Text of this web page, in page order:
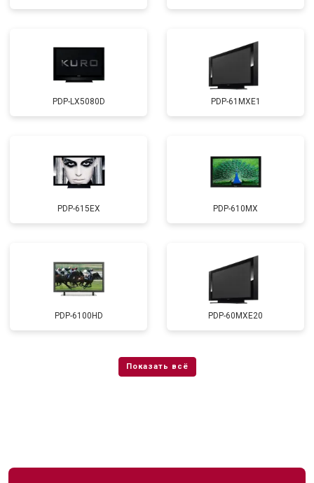
PDP-LX5080D PDP-61MXE1
PDP-615EX PDP-610MX
PDP-6100HD PDP-60MXE20